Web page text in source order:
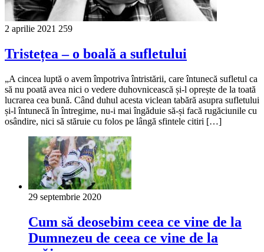
2 aprilie 2021 259
Tristețea – o boală a sufletului
„A cincea luptă o avem împotriva întristării, care întunecă sufletul ca
să nu poată avea nici o vedere duhovnicească și-l oprește de la toată
lucrarea cea bună. Când duhul acesta viclean tabără asupra sufletului
și-l întunecă în întregime, nu-i mai îngăduie să-și facă rugăciunile cu
osândire, nici să stăruie cu folos pe lângă sfintele citiri […]
29 septembrie 2020
Cum să deosebim ceea ce vine de la
Dumnezeu de ceea ce vine de la